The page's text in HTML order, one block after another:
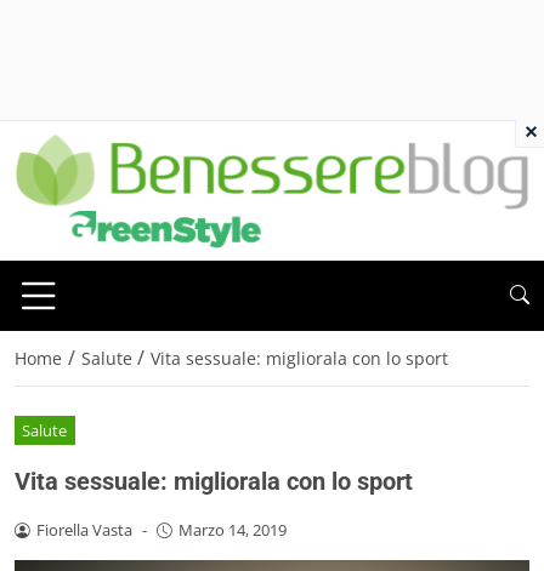
Home / Salute / Vita sessuale: migliorala con lo sport
Salute
Vita sessuale: migliorala con lo sport
Fiorella Vasta - Marzo 14, 2019
×